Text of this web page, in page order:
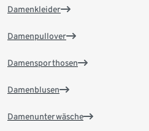
Damenkleider
Damenpullover
Damensporthosen
Damenblusen
Damenunterwäsche